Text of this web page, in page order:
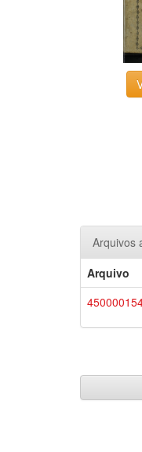
Arquivos
Arquivo